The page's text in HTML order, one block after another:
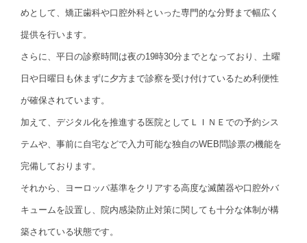
めとして、矯正歯科や口腔外科といった専門的な分野まで幅広く
提供を行います。
さらに、平日の診察時間は夜の19時30分までとなっており、土曜
日や日曜日も休まずに夕方まで診察を受け付けているため利便性
が確保されています。
加えて、デジタル化を推進する医院としてＬＩＮＥでの予約シス
テムや、事前に自宅などで入力可能な独自のWEB問診票の機能を
完備しております。
それから、ヨーロッパ基準をクリアする高度な滅菌器や口腔外バ
キュームを設置し、院内感染防止対策に関しても十分な体制が構
築されている状態です。